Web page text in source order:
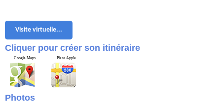
Visite virtuelle...
Cliquer pour créer son itinéraire
Google Maps Plans Apple
Photos